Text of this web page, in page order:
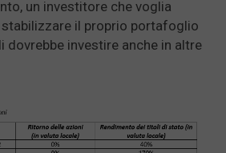
un investitore che voglia
il proprio portafoglio
dovrebbe investire anche in altre